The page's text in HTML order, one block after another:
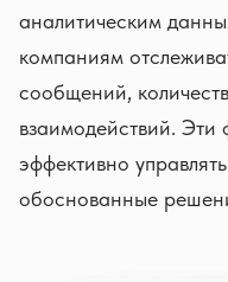
аналитическим
компаниям
сообщений,
взаимодействий. Эти
эффективно
обоснованные